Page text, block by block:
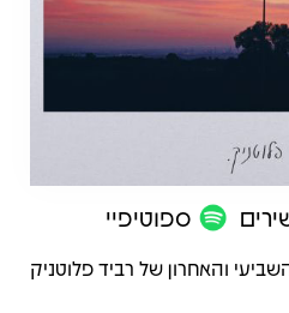
ספוטיפיי
תיאור
והאחרון של רביד פלוטניק